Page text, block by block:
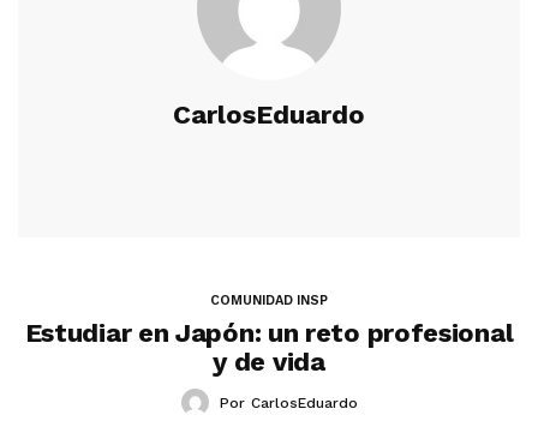
CarlosEduardo
COMUNIDAD INSP
Estudiar en Japón: un reto profesional
y de vida
Por CarlosEduardo